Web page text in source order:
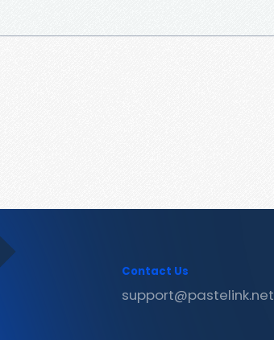
Contact Us
support@pastelink.net